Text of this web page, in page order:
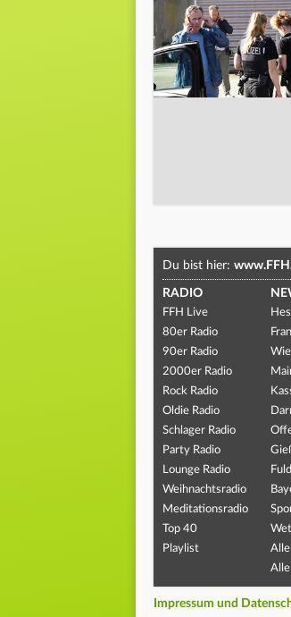
Du bist hier:
RADIO
FFH Live
80er Radio
90er Radio
2000er Radio
Rock Radio
Oldie Radio
Schlager Radio
Party Radio
Lounge Radio
Weihnachtsradio
Meditationsradio
Top 40
Playlist
Impressum und